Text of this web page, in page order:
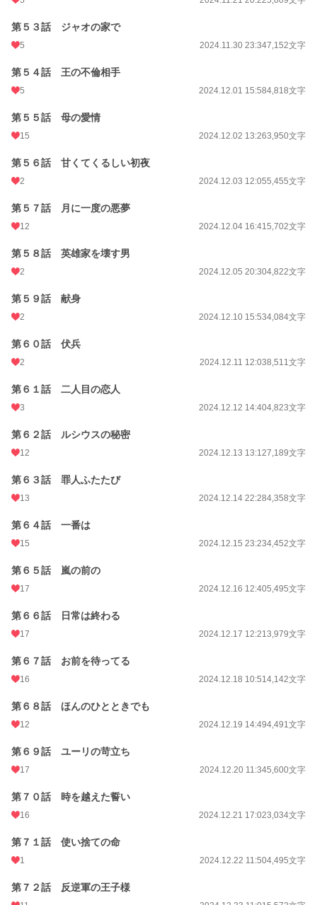
第５３話 ジャオの家で
5 2024.11.30 23:347,152文字
第５４話 王の不倫相手
5 2024.12.01 15:584,818文字
第５５話 母の愛情
15 2024.12.02 13:263,950文字
第５６話 甘くてくるしい初夜
2 2024.12.03 12:055,455文字
第５７話 月に一度の悪夢
12 2024.12.04 16:415,702文字
第５８話 英雄家を壊す男
2 2024.12.05 20:304,822文字
第５９話 献身
2 2024.12.10 15:534,084文字
第６０話 伏兵
2 2024.12.11 12:038,511文字
第６１話 二人目の恋人
3 2024.12.12 14:404,823文字
第６２話 ルシウスの秘密
12 2024.12.13 13:127,189文字
第６３話 罪人ふたたび
13 2024.12.14 22:284,358文字
第６４話 一番は
15 2024.12.15 23:234,452文字
第６５話 嵐の前の
17 2024.12.16 12:405,495文字
第６６話 日常は終わる
17 2024.12.17 12:213,979文字
第６７話 お前を待ってる
16 2024.12.18 10:514,142文字
第６８話 ほんのひとときでも
12 2024.12.19 14:494,491文字
第６９話 ユーリの苛立ち
17 2024.12.20 11:345,600文字
第７０話 時を越えた誓い
16 2024.12.21 17:023,034文字
第７１話 使い捨ての命
1 2024.12.22 11:504,495文字
第７２話 反逆軍の王子様